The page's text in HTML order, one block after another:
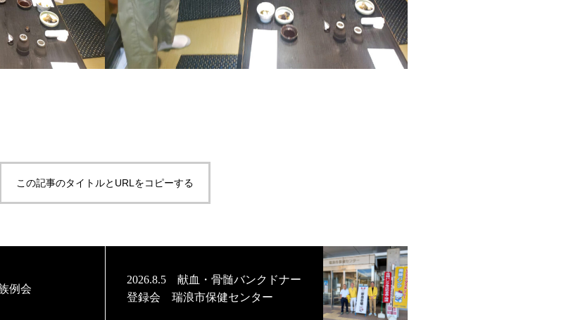
この記事のタイトルとURLをコピーする
例会
2026.8.5 献血・骨髄バンクドナー
登録会 瑞浪市保健センター